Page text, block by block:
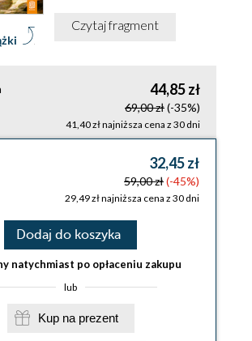
Czytaj fragment
44,85 zł
69,00 zł(-35%)
41,40 zł najniższa cena z 30 dni
32,45 zł
59,00 zł(-45%)
29,49 zł najniższa cena z 30 dni
Dodaj do koszyka
natychmiast po opłaceniu zakupu
lub
Kup na prezent